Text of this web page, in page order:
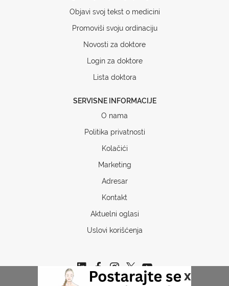
x
Objavi svoj tekst o medicini
Promoviši svoju ordinaciju
Novosti za doktore
Login za doktore
Lista doktora
SERVISNE INFORMACIJE
O nama
Politika privatnosti
Kolačići
Marketing
Adresar
Kontakt
Aktuelni oglasi
Uslovi korišćenja